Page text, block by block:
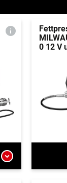
0 12 V